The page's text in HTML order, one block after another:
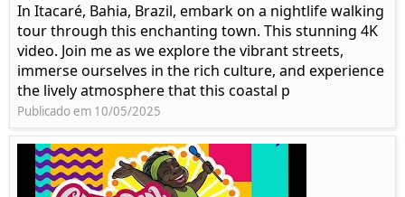
In Itacaré, Bahia, Brazil, embark on a nightlife walking
tour through this enchanting town. This stunning 4K
video. Join me as we explore the vibrant streets,
immerse ourselves in the rich culture, and experience
the lively atmosphere that this coastal p
Publicado em 10/05/2025